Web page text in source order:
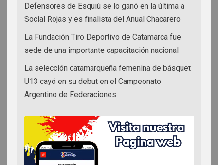
Defensores de Esquiú se lo ganó en la última a
Social Rojas y es finalista del Anual Chacarero
La Fundación Tiro Deportivo de Catamarca fue
sede de una importante capacitación nacional
La selección catamarqueña femenina de básquet
U13 cayó en su debut en el Campeonato
Argentino de Federaciones